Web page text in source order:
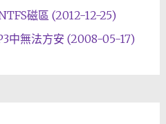
磁區 (2012-12-25)
中無法方安 (2008-05-17)